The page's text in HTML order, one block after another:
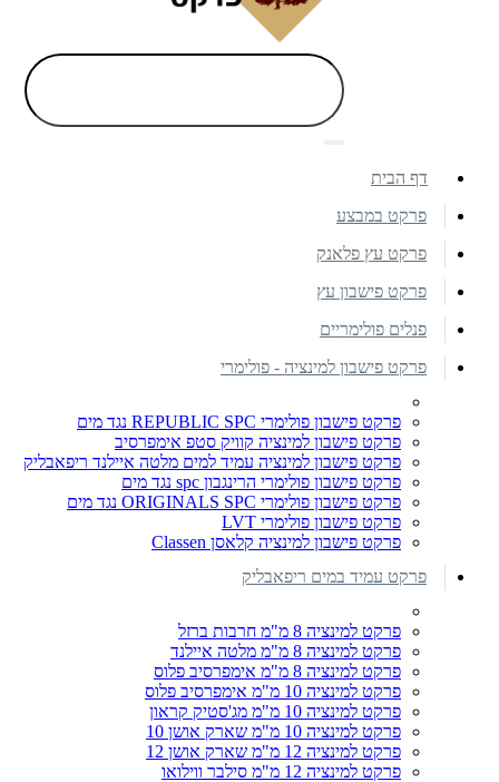
דף הבית
פרקט במבצע
פרקט עץ פלאנק
פרקט פישבון עץ
פנלים פולימריים
פרקט פישבון למינציה - פולימרי
פרקט פישבון פולימרי REPUBLIC SPC נגד מים
פרקט פישבון למינציה קוויק סטפ אימפרסיב
פרקט פישבון למינציה עמיד למים מלטה איילנד ריפאבליק
פרקט פישבון פולימרי הרינגבון spc נגד מים
פרקט פישבון פולימרי ORIGINALS SPC נגד מים
פרקט פישבון פולימרי LVT
פרקט פישבון למינציה קלאסן Classen
פרקט עמיד במים ריפאבליק
פרקט למינציה 8 מ"מ חרבות ברזל
פרקט למינציה 8 מ"מ מלטה איילנד
פרקט למינציה 8 מ"מ אימפרסיב פלוס
פרקט למינציה 10 מ"מ אימפרסיב פלוס
פרקט למינציה 10 מ"מ מג'סטיק קראון
פרקט למינציה 10 מ"מ שארק אושן 10
פרקט למינציה 12 מ"מ שארק אושן 12
פרקט למינציה 12 מ"מ סילבר ווילואו